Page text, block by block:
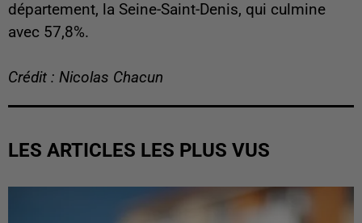
département, la Seine-Saint-Denis, qui culmine
avec 57,8%.
Crédit : Nicolas Chacun
LES ARTICLES LES PLUS VUS